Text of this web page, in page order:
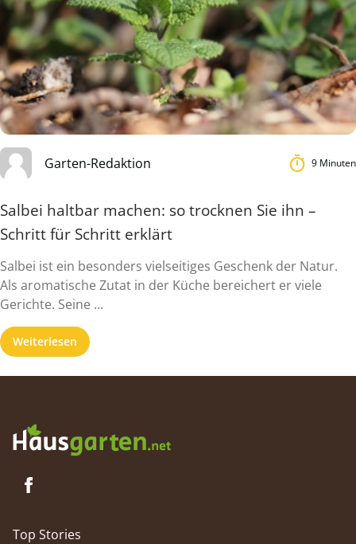
Garten-Redaktion 9 Minuten
Salbei haltbar machen: so trocknen Sie ihn –
Schritt für Schritt erklärt
Salbei ist ein besonders vielseitiges Geschenk der Natur.
Als aromatische Zutat in der Küche bereichert er viele
Gerichte. Seine ...
Weiterlesen
Top Stories